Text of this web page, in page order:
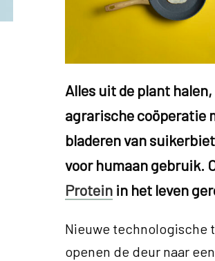
Alles uit de plant
agrarische coöperatie
bladeren van
voor humaan gebruik.
Protein in het leven
Nieuwe technologische
openen de deur naar